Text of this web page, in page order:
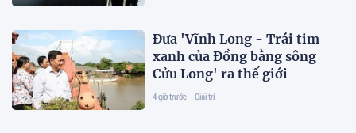
Đưa 'Vĩnh Long - Trái tim
xanh của Đồng bằng sông
Cửu Long' ra thế giới
4 giờ trước Giải trí